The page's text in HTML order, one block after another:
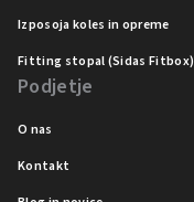
Izposoja koles in opreme
Fitting stopal (Sidas Fitbox)
Podjetje
O nas
Kontakt